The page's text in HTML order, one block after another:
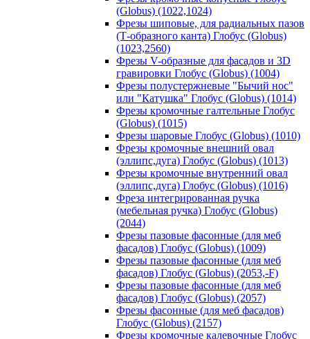
(Globus) (1022,1024)
Фрезы шиповые, для радиальных пазов
(Т-образного канта) Глобус (Globus)
(1023,2560)
Фрезы V-образные для фасадов и 3D
гравировки Глобус (Globus) (1004)
Фрезы полустержневые "Бычий нос"
или "Катушка" Глобус (Globus) (1014)
Фрезы кромочные галтельные Глобус
(Globus) (1015)
Фрезы шаровые Глобус (Globus) (1010)
Фрезы кромочные внешний овал
(эллипс,дуга) Глобус (Globus) (1013)
Фрезы кромочные внутренний овал
(эллипс,дуга) Глобус (Globus) (1016)
Фреза интегрированная ручка
(мебельная ручка) Глобус (Globus)
(2044)
Фрезы пазовые фасонные (для меб
фасадов) Глобус (Globus) (1009)
Фрезы пазовые фасонные (для меб
фасадов) Глобус (Globus) (2053,-F)
Фрезы пазовые фасонные (для меб
фасадов) Глобус (Globus) (2057)
Фрезы фасонные (для меб фасадов)
Глобус (Globus) (2157)
Фрезы кромочные калевочные Глобус